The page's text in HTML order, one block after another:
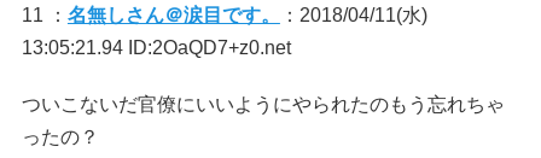
11 ： 名無しさん＠涙目です。
：2018/04/11(水)
13:05:21.94 ID:2OaQD7+z0.net
ついこないだ官僚にいいようにやられたのもう忘れちゃ
ったの？